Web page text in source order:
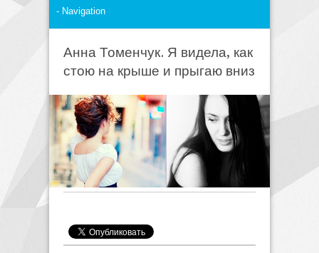
Анна Томенчук. Я видела, как
стою на крыше и прыгаю вниз